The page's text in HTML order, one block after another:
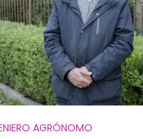
AGRÓNOMO